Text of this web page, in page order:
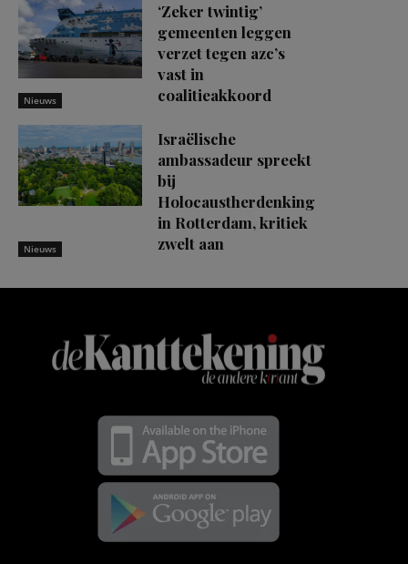
Nieuws
‘Zeker twintig’
gemeenten leggen
verzet tegen azc’s
vast in
coalitieakkoord
Nieuws
Israëlische
ambassadeur spreekt
bij
Holocaustherdenking
in Rotterdam, kritiek
zwelt aan